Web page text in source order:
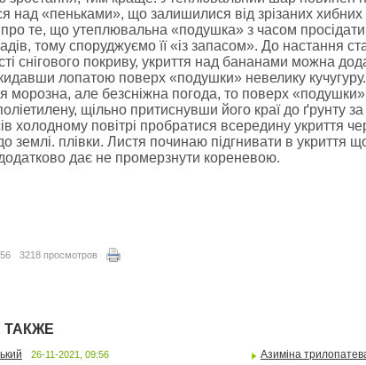
над «пеньками», що залишилися від зрізаних
те, що утеплювальна «подушка» з часом
тому споруджуємо її «із запасом». До настання
снігового покриву, укриття над бананами можна
лопатою поверх «подушки» невелику
морозна, але безсніжна погода, то поверх «подушки»
щільно притиснувши його краї до
холодному повітрі пробратися всередину укриття
землі. плівки. Листя починаю підгнивати в укриття
дає не промерзнути кореневою.
3218 просмотров
ТАКЖЕ
26-11-2021, 09:56 Азиміна